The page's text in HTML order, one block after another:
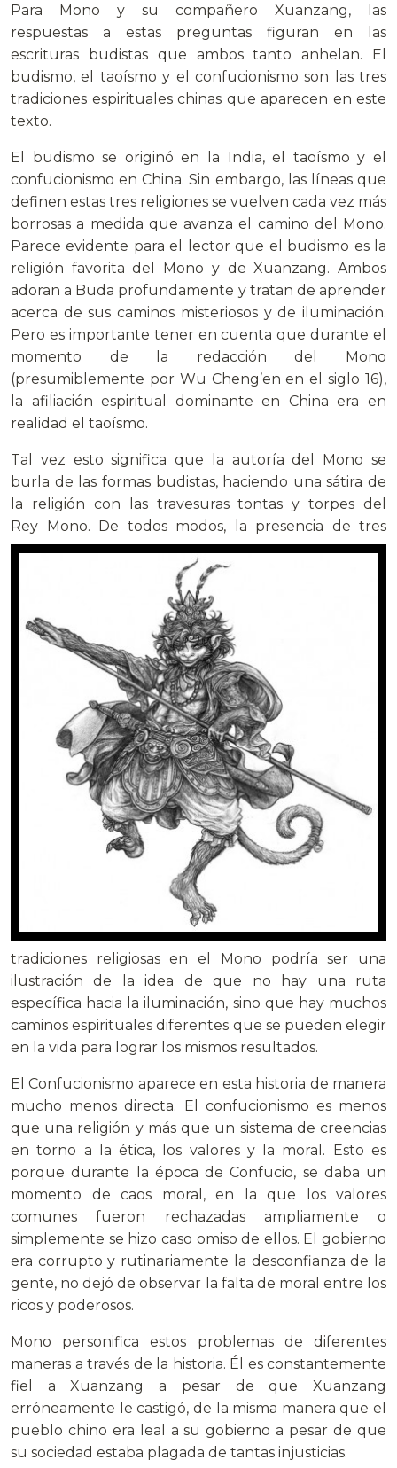
Para Mono y su compañero Xuanzang, las
respuestas a estas preguntas figuran en las
escrituras budistas que ambos tanto anhelan. El
budismo, el taoísmo y el confucionismo son las tres
tradiciones espirituales chinas que aparecen en este
texto.
El budismo se originó en la India, el taoísmo y el
confucionismo en China. Sin embargo, las líneas que
definen estas tres religiones se vuelven cada vez más
borrosas a medida que avanza el camino del Mono.
Parece evidente para el lector que el budismo es la
religión favorita del Mono y de Xuanzang. Ambos
adoran a Buda profundamente y tratan de aprender
acerca de sus caminos misteriosos y de iluminación.
Pero es importante tener en cuenta que durante el
momento de la redacción del Mono
(presumiblemente por Wu Cheng’en en el siglo 16),
la afiliación espiritual dominante en China era en
realidad el taoísmo.
Tal vez esto significa que la autoría del Mono se
burla de las formas budistas, haciendo una sátira de
la religión con las travesuras tontas y torpes del
Rey Mono. De todos modos,
la presencia de tres
tradiciones religiosas en el Mono podría ser una
ilustración de la idea de que no hay una ruta
específica hacia la iluminación, sino que hay muchos
caminos espirituales diferentes que se pueden elegir
en la vida para lograr los mismos resultados.
El Confucionismo aparece en esta historia de manera
mucho menos directa. El confucionismo es menos
que una religión y más que un sistema de creencias
en torno a la ética, los valores y la moral. Esto es
porque durante la época de Confucio, se daba un
momento de caos moral, en la que los valores
comunes fueron rechazadas ampliamente o
simplemente se hizo caso omiso de ellos. El gobierno
era corrupto y rutinariamente la desconfianza de la
gente, no dejó de observar la falta de moral entre los
ricos y poderosos.
Mono personifica estos problemas de diferentes
maneras a través de la historia. Él es constantemente
fiel a Xuanzang a pesar de que Xuanzang
erróneamente le castigó, de la misma manera que el
pueblo chino era leal a su gobierno a pesar de que
su sociedad estaba plagada de tantas injusticias.